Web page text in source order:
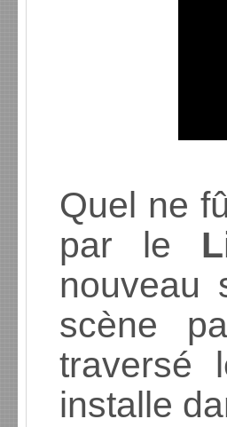
Quel ne
par le
nouveau
scène
traversé
installe